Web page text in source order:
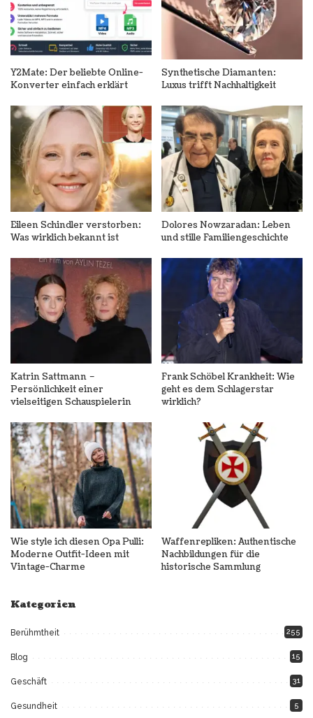
Y2Mate: Der beliebte Online-
Konverter einfach erklärt
Synthetische Diamanten:
Luxus trifft Nachhaltigkeit
Eileen Schindler verstorben:
Was wirklich bekannt ist
Dolores Nowzaradan: Leben
und stille Familiengeschichte
Katrin Sattmann –
Persönlichkeit einer
vielseitigen Schauspielerin
Frank Schöbel Krankheit: Wie
geht es dem Schlagerstar
wirklich?
Wie style ich diesen Opa Pulli:
Moderne Outfit-Ideen mit
Vintage-Charme
Waffenrepliken: Authentische
Nachbildungen für die
historische Sammlung
Kategorien
Berühmtheit 255
Blog 15
Geschäft 31
Gesundheit 5